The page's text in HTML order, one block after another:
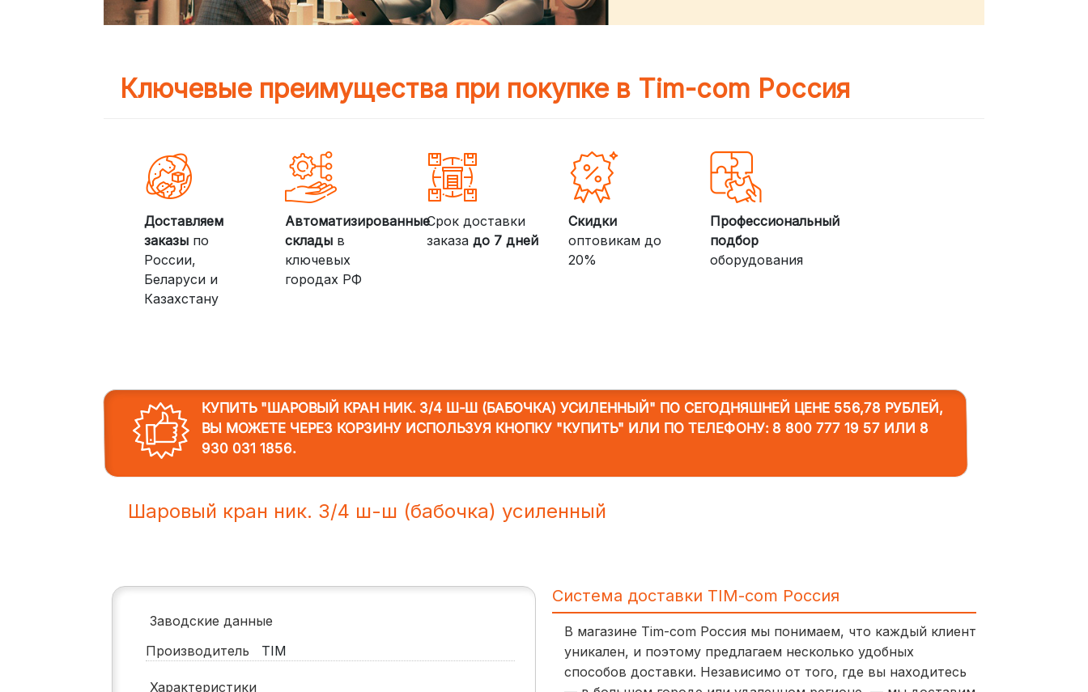
Ключевые преимущества при покупке в Tim-com Россия
Доставляем
заказыпо
России,
Беларуси и
Казахстану
Автоматизированные
склады в
ключевых
городах РФ
Срок доставки
заказадо 7 дней
Скидки
оптовикам до
20%
Профессиональный
подбор
оборудования
КУПИТЬ "ШАРОВЫЙ КРАН НИК. 3/4 Ш-Ш (БАБОЧКА) УСИЛЕННЫЙ"ПО СЕГОДНЯШНЕЙ ЦЕНЕ 556,78 РУБЛЕЙ,
ВЫ МОЖЕТЕ ЧЕРЕЗ КОРЗИНУ ИСПОЛЬЗУЯ КНОПКУ "КУПИТЬ" ИЛИ ПО ТЕЛЕФОНУ: 8 800 777 19 57ИЛИ 8
930 031 1856.
Шаровый кран ник. 3/4 ш-ш (бабочка) усиленный
Заводские данные
Производитель
TIM
Характеристики
Система доставки TIM-com Россия
В магазине Tim-com Россия мы понимаем, что каждый клиент
уникален, и поэтому предлагаем несколько удобных
способов доставки. Независимо от того, где вы находитесь